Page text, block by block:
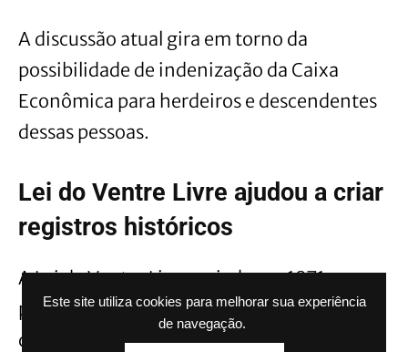
Este site utiliza cookies para melhorar sua experiência
de navegação.
A discussão atual gira em torno da
possibilidade de indenização da Caixa
Econômica para herdeiros e descendentes
dessas pessoas.
Lei do Ventre Livre ajudou a criar
registros históricos
A Lei do Ventre Livre, criada em 1871,
passou a reconhecer parcialmente alguns
direitos das pessoas escravizadas no Brasil.